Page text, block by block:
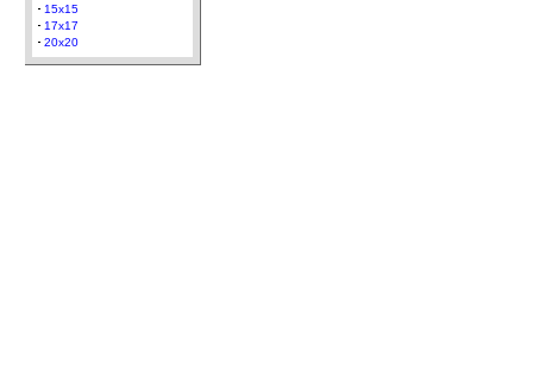
15x15
17x17
20x20